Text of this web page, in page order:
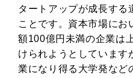
タートアップが成長する
ことです。資本市場にお
額100億円未満の企業は
けられようとしています
業になり得る大学発など